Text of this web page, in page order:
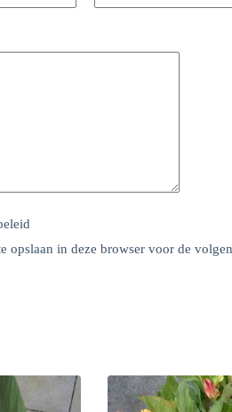
opslaan in deze browser voor de